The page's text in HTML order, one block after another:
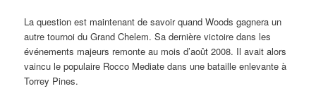
La question est maintenant de savoir quand Woods gagnera un
autre tournoi du Grand Chelem. Sa dernière victoire dans les
événements majeurs remonte au mois d’août 2008. Il avait alors
vaincu le populaire Rocco Mediate dans une bataille enlevante à
Torrey Pines.